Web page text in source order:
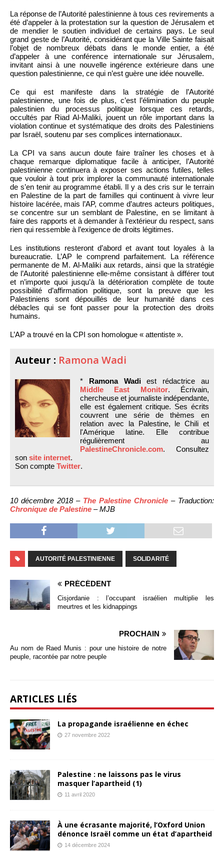
La réponse de l’Autorité palestinienne à tous ces revirements a
été d’appeler à la protestation sur la question de Jérusalem et
de mendier le soutien individuel de certains pays. Le seul
grand geste de l’Autorité, considérant que la Ville Sainte faisait
l’objet de nombreux débats dans le monde entier, a été
d’appeler à une conférence internationale sur Jérusalem,
invitant ainsi à une nouvelle ingérence extérieure dans une
question palestinienne, ce qui n’est guère une idée nouvelle.
Ce qui est manifeste dans la stratégie de l’Autorité
palestinienne, une fois de plus, c’est l’élimination du peuple
palestinien du processus politique lorsque ces retards,
occultés par Riad Al-Maliki, jouent un rôle important dans la
violation continue et systématique des droits des Palestiniens
par Israël, soutenu par ses complices internationaux.
La CPI va sans aucun doute faire traîner les choses et à
chaque remarque diplomatique facile à anticiper, l’Autorité
palestinienne continuera à exposer ses actions futiles, telles
que vouloir à tout prix implorer la communauté internationale
de s’en tenir au programme établi. Il y a des cris sur le terrain
en Palestine de la part de familles qui continuent à vivre leur
histoire lacérée, mais l’AP, comme d’autres acteurs politiques,
se concentre sur un semblant de Palestine, en se limitant à
faire des rapports et à demander à l’extérieur du respect, sans
rien qui ressemble à l’exigence de droits légitimes.
Les institutions resteront d’abord et avant tout loyales à la
bureaucratie. L’AP le comprend parfaitement. La référence
permanente de M. Al-Maliki aux retards, ainsi que la stratégie
de l’Autorité palestinienne elle-même consistant à différer tout
et n’importe quoi jusqu’à la détérioration complète de toute
possibilité d’affirmation politique, sont la preuve que les
Palestiniens sont dépouillés de leur humanité dans ces
débacles qui se font passer pour la protection des droits
humains.
L’AP a trouvé en la CPI son homologue « attentiste ».
Auteur : Ramona Wadi
* Ramona Wadiest rédactrice au
Middle East Monitor. Écrivain,
chercheuse et journaliste indépendante,
elle est également critique. Ses écrits
couvrent une série de thèmes en
relation avec la Palestine, le Chili et
l'Amérique latine. Elle contribue
régulièrement au
PalestineChronicle.com. Consultez
son site internet.
Son compte Twitter.
10 décembre 2018 – The Palestine Chronicle – Traduction:
Chronique de Palestine – MJB
AUTORITÉ PALESTINIENNE SOLIDARITÉ
PRÉCÉDENT
Cisjordanie : l’occupant israélien multiplie les
meurtres et les kidnappings
PROCHAIN
Au nom de Raed Munis : pour une histoire de notre
peuple, racontée par notre peuple
ARTICLES LIÉS
La propagande israélienne en échec
27 novembre 2022
Palestine : ne laissons pas le virus
masquer l’apartheid (1)
11 avril 2020
À une écrasante majorité, l’Oxford Union
dénonce Israël comme un état d’apartheid
14 décembre 2024